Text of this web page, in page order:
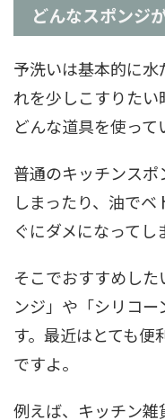
どんなスポンジ
予洗いは基本的に
れを少しこすりたい
どんな道具を使って
普通のキッチンス
しまったり、油で
ぐにダメになってし
そこでおすすめし
ンジ」や「シリコ
す。最近はとても
ですよ。
例えば、キッチン雑